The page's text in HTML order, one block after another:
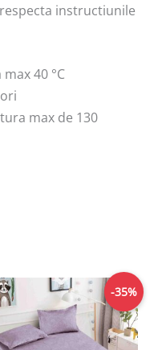
instructiunile
40 °C
max de 130
-35%
Prețul
inițial
a
fost:
99,00lei.
Prețul
curent
este:
64,00lei.